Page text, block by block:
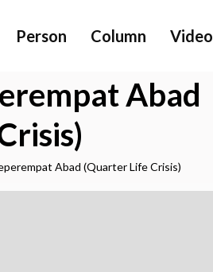
Person Column Video
Abad
Abad (Quarter Life Crisis)